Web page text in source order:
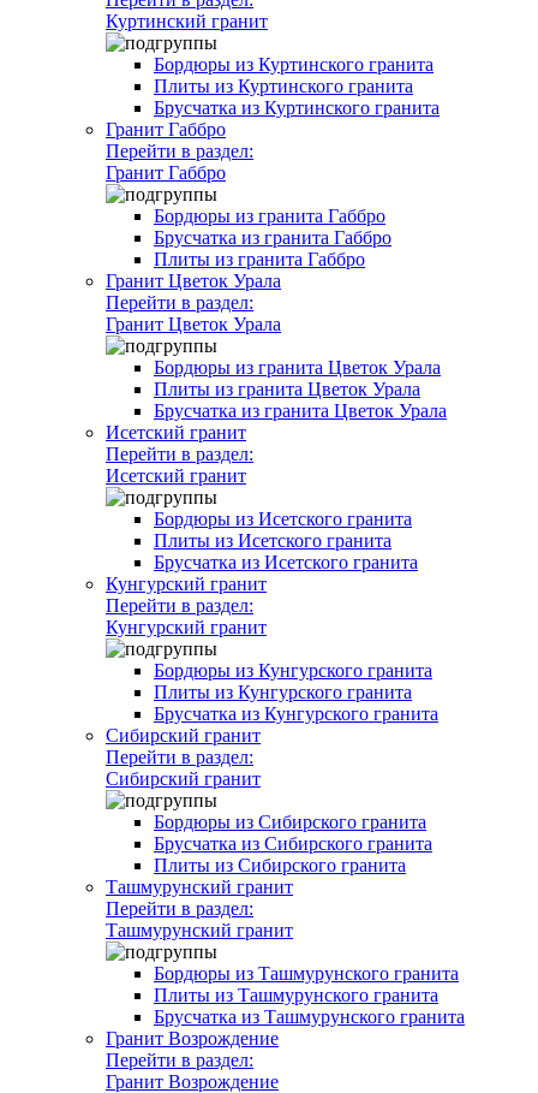
Куртинский гранит
Бордюры из Куртинского гранита
Плиты из Куртинского гранита
Брусчатка из Куртинского гранита
Гранит Габбро
Перейти в раздел:
Гранит Габбро
Бордюры из гранита Габбро
Брусчатка из гранита Габбро
Плиты из гранита Габбро
Гранит Цветок Урала
Перейти в раздел:
Гранит Цветок Урала
Бордюры из гранита Цветок Урала
Плиты из гранита Цветок Урала
Брусчатка из гранита Цветок Урала
Исетский гранит
Перейти в раздел:
Исетский гранит
Бордюры из Исетского гранита
Плиты из Исетского гранита
Брусчатка из Исетского гранита
Кунгурский гранит
Перейти в раздел:
Кунгурский гранит
Бордюры из Кунгурского гранита
Плиты из Кунгурского гранита
Брусчатка из Кунгурского гранита
Сибирский гранит
Перейти в раздел:
Сибирский гранит
Бордюры из Сибирского гранита
Брусчатка из Сибирского гранита
Плиты из Сибирского гранита
Ташмурунский гранит
Перейти в раздел:
Ташмурунский гранит
Бордюры из Ташмурунского гранита
Плиты из Ташмурунского гранита
Брусчатка из Ташмурунского гранита
Гранит Возрождение
Перейти в раздел:
Гранит Возрождение